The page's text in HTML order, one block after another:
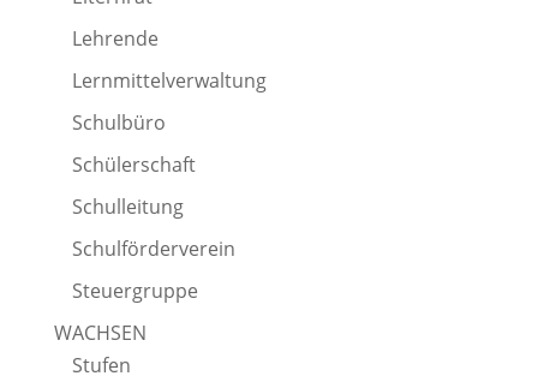
Lehrende
Lernmittelverwaltung
Schulbüro
Schülerschaft
Schulleitung
Schulförderverein
Steuergruppe
WACHSEN
Stufen